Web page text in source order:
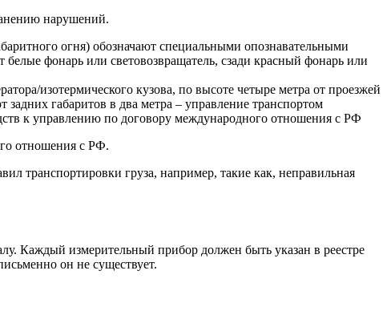
нарушений.
огня) обозначают специальными опознавательными
фонарь или световозвращатель, сзади красный фонарь или
изотермического кузова, по высоте четыре метра от проезжей
габаритов в два метра – управление транспортом
к управлению по договору международного отношения с РФ
отношения с РФ.
транспортировки груза, например, такие как, неправильная
Каждый измерительный прибор должен быть указан в реестре
он не существует.